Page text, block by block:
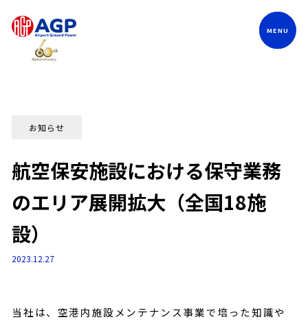
お知らせ
航空保安施設における保守業務
のエリア展開拡大（全国18施
設）
2023.12.27
当社は、空港内施設メンテナンス事業で培った知識や